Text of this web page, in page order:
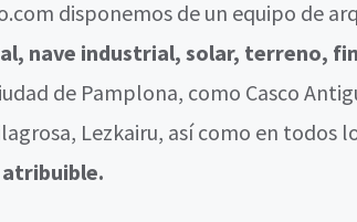
disponemos de un equipo de
nave industrial, solar, terreno,
de Pamplona, como Casco
Lezkairu, así como en todos